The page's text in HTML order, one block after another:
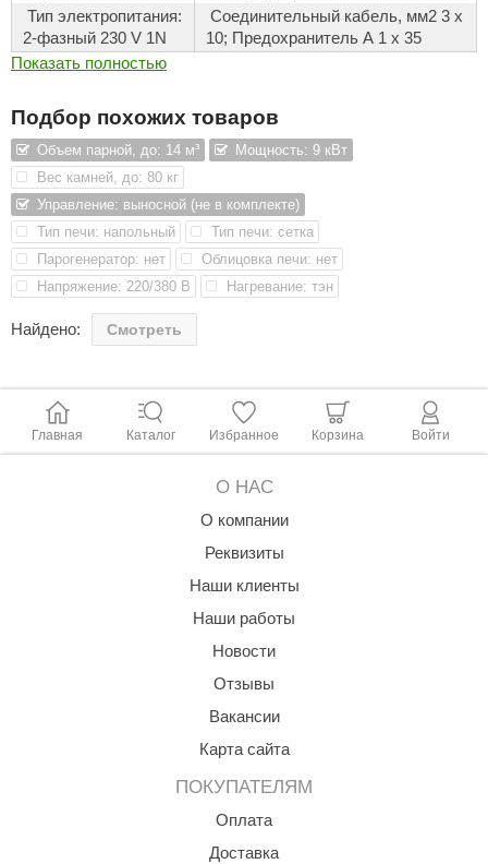
SAUNA
Термо
Тип электропитания:
2-фазный 230 V 1N
Соединительный кабель, мм2 3 x
10; Предохранитель A 1 x 35
Показать полностью
Подбор похожих товаров
Объем парной, до: 14 м³
Мощность: 9 кВт
Вес камней, до: 80 кг
Управление: выносной (не в комплекте)
Тип печи: напольный
Тип печи: сетка
Парогенератор: нет
Облицовка печи: нет
Напряжение: 220/380 В
Нагревание: тэн
Найдено: Смотреть
Главная Каталог Избранное Корзина Войти
О НАС
О компании
Реквизиты
Наши клиенты
Наши работы
Новости
Отзывы
Вакансии
Карта сайта
ПОКУПАТЕЛЯМ
Оплата
Доставка